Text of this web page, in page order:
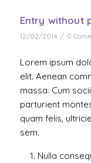
Entry without
12/02/2014 / 0
Lorem ipsum
elit. Aenean
massa. Cum
parturient
quam felis,
sem.
Nulla